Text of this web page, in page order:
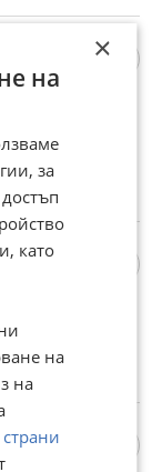
и
40/80
-
×
на
за
като
на
на